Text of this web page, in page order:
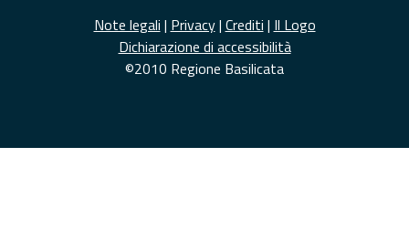
Note legali | Privacy| Crediti | Il Logo
Dichiarazione di accessibilità
©2010 Regione Basilicata